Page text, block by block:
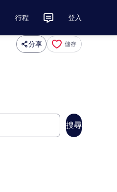
行程 登入
分享 儲存
搜尋